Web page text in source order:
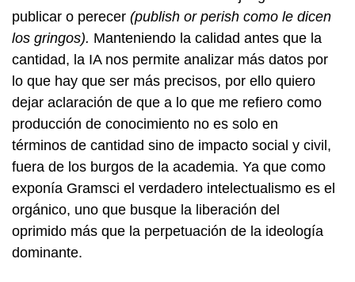
publicar o perecer (publish or perish como le dicen
los gringos). Manteniendo la calidad antes que la
cantidad, la IA nos permite analizar más datos por
lo que hay que ser más precisos, por ello quiero
dejar aclaración de que a lo que me refiero como
producción de conocimiento no es solo en
términos de cantidad sino de impacto social y civil,
fuera de los burgos de la academia. Ya que como
exponía Gramsci el verdadero intelectualismo es el
orgánico, uno que busque la liberación del
oprimido más que la perpetuación de la ideología
dominante.